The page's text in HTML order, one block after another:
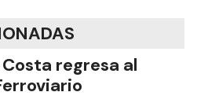
regresa al